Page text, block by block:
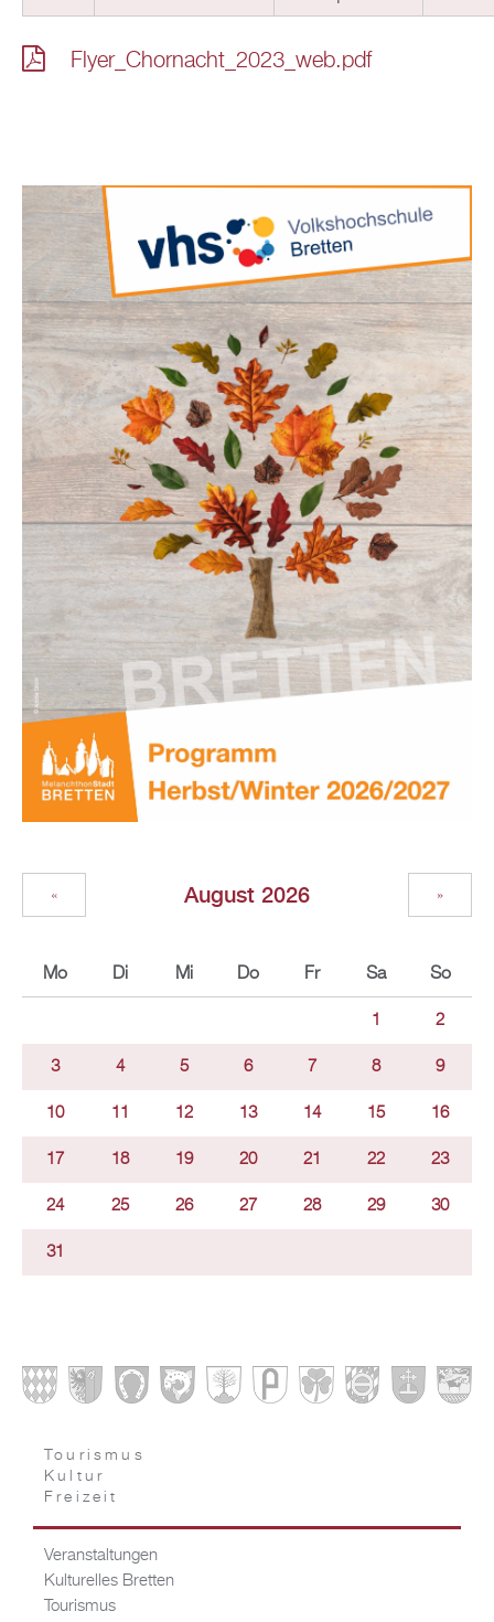
Flyer_Chornacht_2023_web.pdf
August 2026
« »
Mo Di Mi Do Fr Sa So
1 2
3 4 5 6 7 8 9
10 11 12 13 14 15 16
17 18 19 20 21 22 23
24 25 26 27 28 29 30
31
Tourismus
Kultur
Freizeit
Veranstaltungen
Kulturelles Bretten
Tourismus